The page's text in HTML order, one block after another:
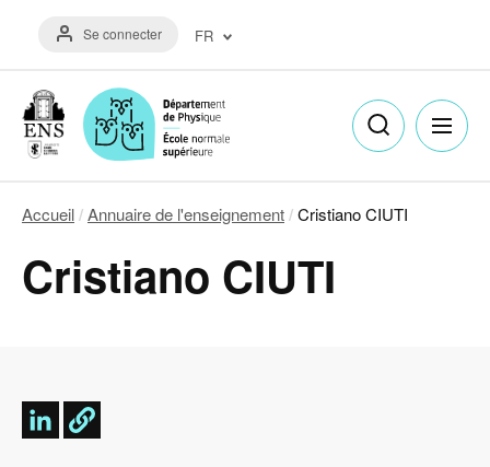
contenu
Menu
du
de
l'utilisateur
Se connecter FR
English
(EN)
d'Ariane
Accueil Annuaire de l'enseignement Cristiano CIUTI
Cristiano CIUTI